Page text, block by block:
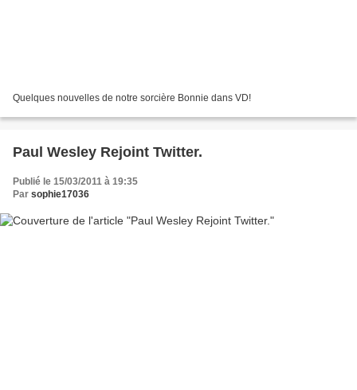
Quelques nouvelles de notre sorcière Bonnie dans VD!
Paul Wesley Rejoint Twitter.
Publié le 15/03/2011 à 19:35
Par sophie17036